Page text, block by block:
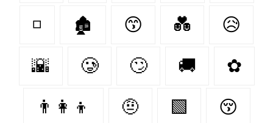
◽ 🏚 😙 💑 😥
🌇 🥲 🙄 🚚 ✿
👨‍👩‍👦 🤨 🟩 😚